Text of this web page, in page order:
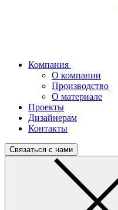
Компания
О компании
Производство
О материале
Проекты
Дизайнерам
Контакты
Связаться с нами